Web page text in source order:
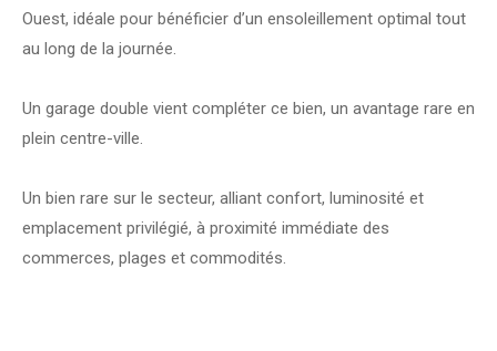
Ouest, idéale pour bénéficier d’un ensoleillement optimal tout
au long de la journée.
Un garage double vient compléter ce bien, un avantage rare en
plein centre-ville.
Un bien rare sur le secteur, alliant confort, luminosité et
emplacement privilégié, à proximité immédiate des
commerces, plages et commodités.